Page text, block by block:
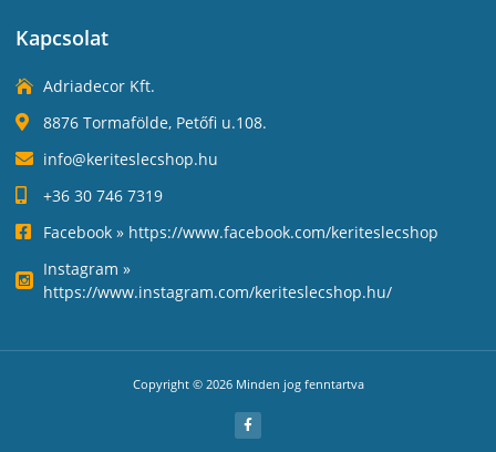
Kapcsolat
Adriadecor Kft.
8876 Tormafölde, Petőfi u.108.
info@keriteslecshop.hu
+36 30 746 7319
Facebook » https://www.facebook.com/keriteslecshop
Instagram »
https://www.instagram.com/keriteslecshop.hu/
Copyright © 2026 Minden jog fenntartva